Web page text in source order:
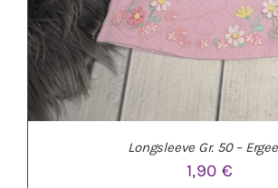
Longsleeve Gr. 50 – Ergee
1,90 €